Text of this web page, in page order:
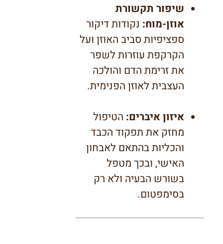
שיפור תקשורת
אוזן-מוח: נקודות דיקור
ספציפיות סביב האוזן ועל
הקרקפת עוזרות לשפר
את זרימת הדם והולכה
העצבית לאוזן הפנימית.
איזון איברים: הטיפול
מחזק את תפקוד הכבד
והכליות בהתאם לאבחון
האישי, ובכך מטפל
בשורש הבעיה ולא רק
בסימפטום.